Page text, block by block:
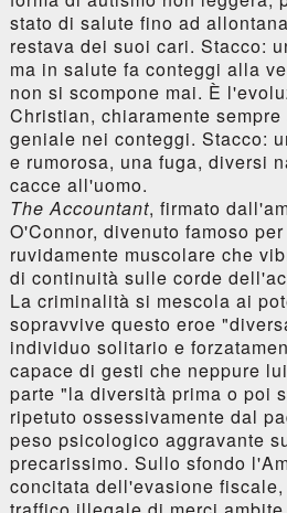
stato di salute fino ad
restava dei suoi cari. Stacco:
ma in salute fa conteggi alla
non si scompone mai. È
Christian, chiaramente
geniale nei conteggi. Stacco:
e rumorosa, una fuga, diversi
cacce all'uomo.
The Accountant, firmato
O'Connor, divenuto famoso per
ruvidamente muscolare che
di continuità sulle corde
La criminalità si mescola ai
sopravvive questo eroe
individuo solitario e
capace di gesti che neppure
parte "la diversità prima o poi
ripetuto ossessivamente dal
peso psicologico aggravante
precarissimo. Sullo sfondo
concitata dell'evasione